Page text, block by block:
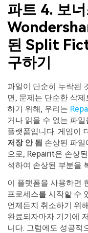
파트 4. 보
된 Split
구하기
파일이 단순히 누락된
면, 문제는 단순한 삭
하기 위해, 우리는
거나 읽을 수 없는 파
플랫폼입니다. 게임이
저장 안 됨 손상된 파일
으로, Repairit은 손상
석하여 손상된 부분을
이 플랫폼을 사용하면
프로세스를 시작할 수
언제든지 취소하기 위
완료되자마자 기기에
니다. 그럼에도 성공적